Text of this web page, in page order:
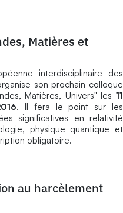
Matières et
interdisciplinaire des
son prochain colloque
Matières, Univers" les 11
. Il fera le point sur les
significatives en relativité
physique quantique et
obligatoire.
au harcèlement